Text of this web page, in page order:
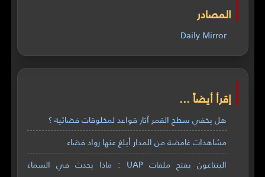
المصادر
Daily Mirror
إقرأ أيضاً ...
هل يخفي سطح القمر آثار قواعد لمخلوقات فضائية ؟
مشاهدات غامضة من المدار أبلغ عنها رواد فضاء
البنتاغون يفتح ملفات UAP : ماذا يحدث في السماء